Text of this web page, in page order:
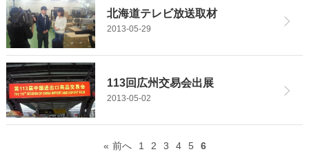
北海道テレビ放送取材
2013-05-29
113回広州交易会出展
2013-05-02
前へ 1 2 3 4 5 6